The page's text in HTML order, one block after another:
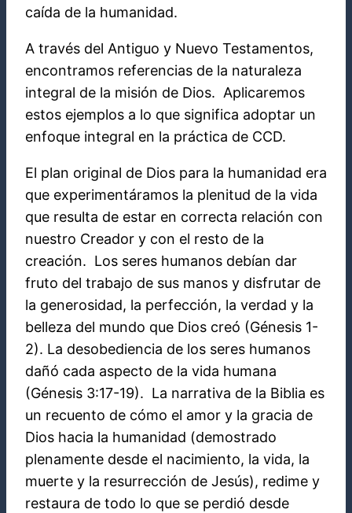
caída de la humanidad.
A través del Antiguo y Nuevo Testamentos,
encontramos referencias de la naturaleza
integral de la misión de Dios. Aplicaremos
estos ejemplos a lo que significa adoptar un
enfoque integral en la práctica de CCD.
El plan original de Dios para la humanidad era
que experimentáramos la plenitud de la vida
que resulta de estar en correcta relación con
nuestro Creador y con el resto de la
creación. Los seres humanos debían dar
fruto del trabajo de sus manos y disfrutar de
la generosidad, la perfección, la verdad y la
belleza del mundo que Dios creó (Génesis 1-
2). La desobediencia de los seres humanos
dañó cada aspecto de la vida humana
(Génesis 3:17-19). La narrativa de la Biblia es
un recuento de cómo el amor y la gracia de
Dios hacia la humanidad (demostrado
plenamente desde el nacimiento, la vida, la
muerte y la resurrección de Jesús), redime y
restaura de todo lo que se perdió desde